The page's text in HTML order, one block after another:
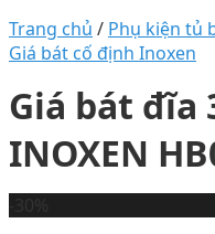
Trang chủ / Phụ kiện tủ
Giá bát cố định Inoxen
Giá bát đĩa
INOXEN